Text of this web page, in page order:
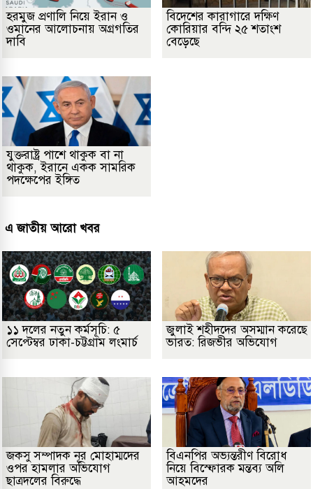
হরমুজ প্রণালি নিয়ে ইরান ও
ওমানের আলোচনায় অগ্রগতির
দাবি
বিদেশের কারাগারে দক্ষিণ
কোরিয়ার বন্দি ২৫ শতাংশ
বেড়েছে
যুক্তরাষ্ট্র পাশে থাকুক বা না
থাকুক, ইরানে একক সামরিক
পদক্ষেপের ইঙ্গিত
এ জাতীয় আরো খবর
১১ দলের নতুন কর্মসূচি: ৫
সেপ্টেম্বর ঢাকা-চট্টগ্রাম লংমার্চ
জুলাই শহীদদের অসম্মান করেছে
ভারত: রিজভীর অভিযোগ
জকসু সম্পাদক নূর মোহাম্মদের
ওপর হামলার অভিযোগ
ছাত্রদলের বিরুদ্ধে
বিএনপির অভ্যন্তরীণ বিরোধ
নিয়ে বিস্ফোরক মন্তব্য অলি
আহমদের